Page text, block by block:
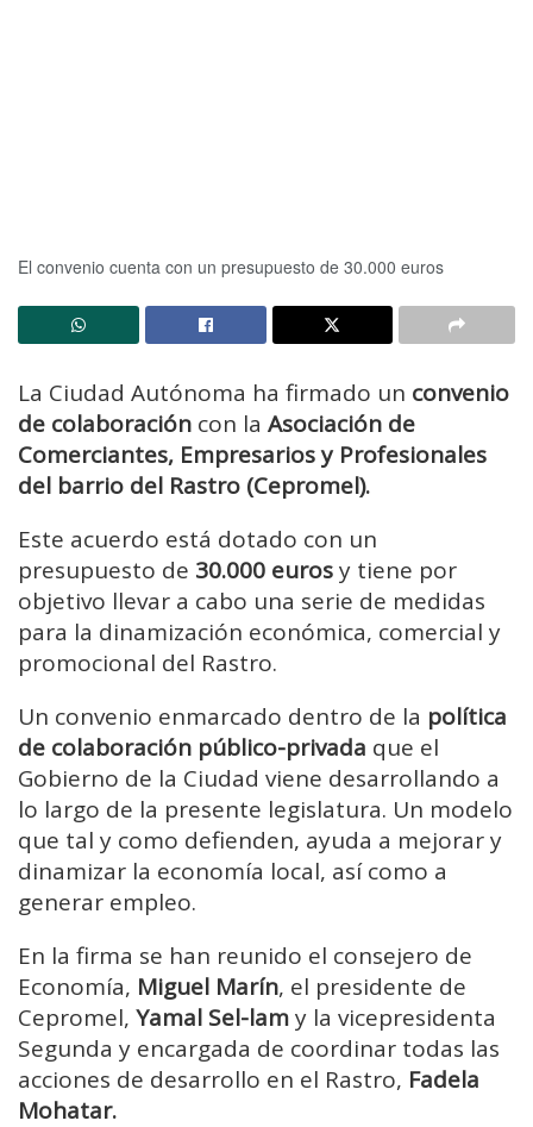
El convenio cuenta con un presupuesto de 30.000 euros
La Ciudad Autónoma ha firmado un convenio
de colaboración con la Asociación de
Comerciantes, Empresarios y Profesionales
del barrio del Rastro (Cepromel).
Este acuerdo está dotado con un
presupuesto de 30.000 eurosy tiene por
objetivo llevar a cabo una serie de medidas
para la dinamización económica, comercial y
promocional del Rastro.
Un convenio enmarcado dentro de la política
de colaboración público-privada que el
Gobierno de la Ciudad viene desarrollando a
lo largo de la presente legislatura. Un modelo
que tal y como defienden, ayuda a mejorar y
dinamizar la economía local, así como a
generar empleo.
En la firma se han reunido el consejero de
Economía, Miguel Marín, el presidente de
Cepromel, Yamal Sel-lamy la vicepresidenta
Segunda y encargada de coordinar todas las
acciones de desarrollo en el Rastro, Fadela
Mohatar.